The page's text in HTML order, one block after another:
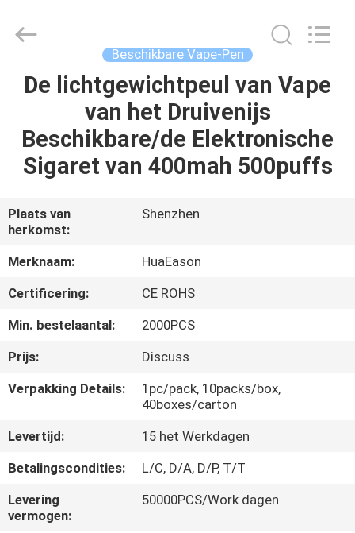
HUIS
PRODUCTEN
VIDEO'S
ONGEVEER
ONS
FABRIEKSREIS
KWALITEITSCONTROLE
OM
EEN
CITAAT
Ltd..
Developed
Beschikbare Vape-Pen
De lichtgewichtpeul van Vape
van het Druivenijs
Beschikbare/de Elektronische
Sigaret van 400mah 500puffs
Plaats van
herkomst:
Shenzhen
Merknaam:
HuaEason
Certificering:
CE ROHS
Min. bestelaantal:
2000PCS
Prijs:
Discuss
Verpakking Details:
1pc/pack, 10packs/box,
40boxes/carton
Levertijd:
15 het Werkdagen
Betalingscondities:
L/C, D/A, D/P, T/T
Levering
vermogen:
50000PCS/Work dagen